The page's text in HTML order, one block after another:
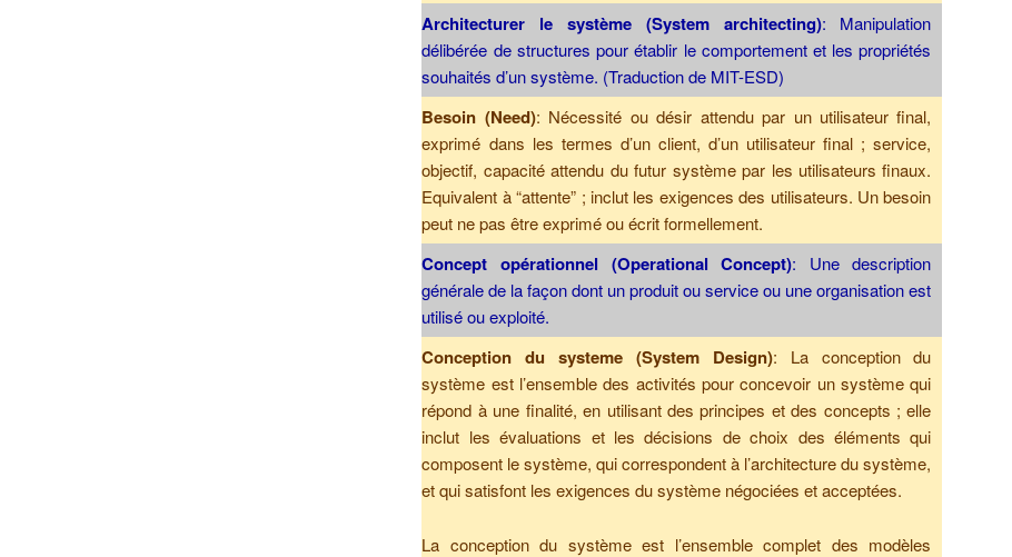
Architecturer le système (System architecting): Manipulation
délibérée de structures pour établir le comportement et les propriétés
souhaités d’un système. (Traduction de MIT-ESD)
Besoin (Need): Nécessité ou désir attendu par un utilisateur final,
exprimé dans les termes d’un client, d’un utilisateur final ; service,
objectif, capacité attendu du futur système par les utilisateurs finaux.
Equivalent à “attente” ; inclut les exigences des utilisateurs. Un besoin
peut ne pas être exprimé ou écrit formellement.
Concept opérationnel (Operational Concept): Une description
générale de la façon dont un produit ou service ou une organisation est
utilisé ou exploité.
Conception du systeme (System Design): La conception du
système est l’ensemble des activités pour concevoir un système qui
répond à une finalité, en utilisant des principes et des concepts ; elle
inclut les évaluations et les décisions de choix des éléments qui
composent le système, qui correspondent à l’architecture du système,
et qui satisfont les exigences du système négociées et acceptées.
La conception du système est l’ensemble complet des modèles